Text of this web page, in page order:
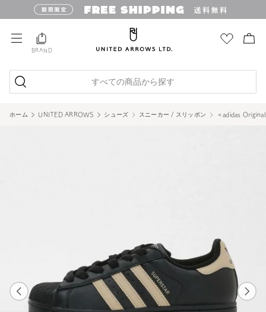
BRAND
すべての商品から探す
ホーム UNITED ARROWS シューズ スニーカー / スリッポン ＜adidas